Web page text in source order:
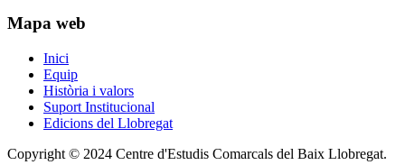
Mapa web
Inici
Equip
Història i valors
Suport Institucional
Edicions del Llobregat
Copyright © 2024 Centre d'Estudis Comarcals del Baix Llobregat.